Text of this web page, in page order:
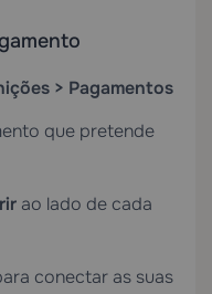
> Pagamentos
que pretende
ao lado de cada
conectar as suas